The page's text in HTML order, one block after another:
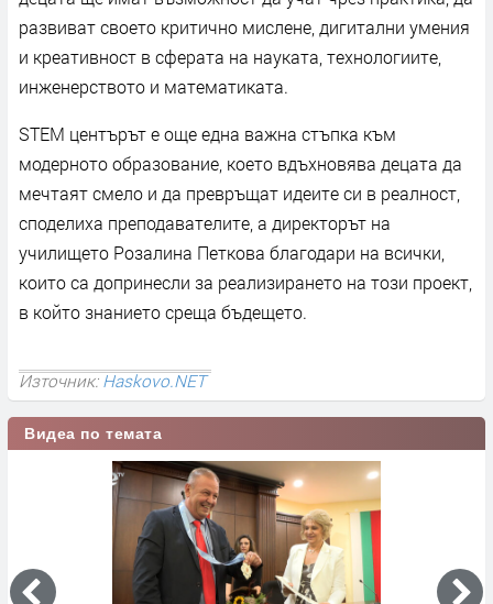
развиват своето критично мислене, дигитални умения
и креативност в сферата на науката, технологиите,
инженерството и математиката.
STEM центърът е още една важна стъпка към
модерното образование, което вдъхновява децата да
мечтаят смело и да превръщат идеите си в реалност,
споделиха преподавателите, а директорът на
училището Розалина Петкова благодари на всички,
които са допринесли за реализирането на този проект,
в който знанието среща бъдещето.
Източник:Haskovo.NET
Видеа по темата